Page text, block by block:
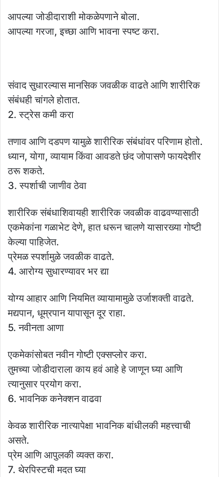
आपल्या जोडीदाराशी मोकळेपणाने बोला.
आपल्या गरजा, इच्छा आणि भावना स्पष्ट करा.
संवाद सुधारल्यास मानसिक जवळीक वाढते आणि शारीरिक
संबंधही चांगले होतात.
2. स्ट्रेस कमी करा
तणाव आणि दडपण यामुळे शारीरिक संबंधांवर परिणाम होतो.
ध्यान, योगा, व्यायाम किंवा आवडते छंद जोपासणे फायदेशीर
ठरू शकते.
3. स्पर्शाची जाणीव ठेवा
शारीरिक संबंधाशिवायही शारीरिक जवळीक वाढवण्यासाठी
एकमेकांना गळाभेट देणे, हात धरून चालणे यासारख्या गोष्टी
केल्या पाहिजेत.
प्रेमळ स्पर्शामुळे जवळीक वाढते.
4. आरोग्य सुधारण्यावर भर द्या
योग्य आहार आणि नियमित व्यायामामुळे उर्जाशक्ती वाढते.
मद्यपान, धूम्रपान यापासून दूर राहा.
5. नवीनता आणा
एकमेकांसोबत नवीन गोष्टी एक्सप्लोर करा.
तुमच्या जोडीदाराला काय हवं आहे हे जाणून घ्या आणि
त्यानुसार प्रयोग करा.
6. भावनिक कनेक्शन वाढवा
केवळ शारीरिक नात्यापेक्षा भावनिक बांधीलकी महत्त्वाची
असते.
प्रेम आणि आपुलकी व्यक्त करा.
7. थेरपिस्टची मदत घ्या